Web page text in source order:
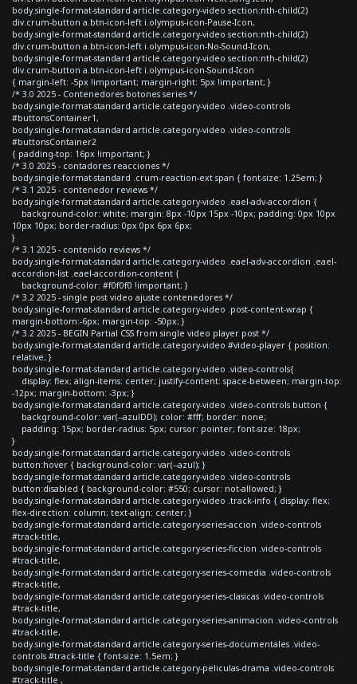
body.single-format-standard article.category-video section:nth-child(2)
div.crum-button a.btn-icon-left i.olympus-icon-Pause-Icon,
body.single-format-standard article.category-video section:nth-child(2)
div.crum-button a.btn-icon-left i.olympus-icon-No-Sound-Icon,
body.single-format-standard article.category-video section:nth-child(2)
div.crum-button a.btn-icon-left i.olympus-icon-Sound-Icon
{ margin-left: -5px !important; margin-right: 5px !important; }
/* 3.0 2025 - Contenedores botones series */
body.single-format-standard article.category-video .video-controls
#buttonsContainer1,
body.single-format-standard article.category-video .video-controls
#buttonsContainer2
{ padding-top: 16px !important; }
/* 3.0 2025 - contadores reacciones */
body.single-format-standard .crum-reaction-ext span { font-size: 1.25em; }
/* 3.1 2025 - contenedor reviews */
body.single-format-standard article.category-video .eael-adv-accordion {
background-color: white; margin: 8px -10px 15px -10px; padding: 0px 10px
10px 10px; border-radius: 0px 0px 6px 6px;
}
/* 3.1 2025 - contenido reviews */
body.single-format-standard article.category-video .eael-adv-accordion .eael-
accordion-list .eael-accordion-content {
background-color: #f0f0f0 !important; }
/* 3.2 2025 - single post video ajuste contenedores */
body.single-format-standard article.category-video .post-content-wrap {
margin-bottom:-6px; margin-top: -50px; }
/* 3.2 2025 - BEGIN Partial CSS from single video player post */
body.single-format-standard article.category-video #video-player { position:
relative; }
body.single-format-standard article.category-video .video-controls{
display: flex; align-items: center; justify-content: space-between; margin-top:
-12px; margin-bottom: -3px; }
body.single-format-standard article.category-video .video-controls button {
background-color: var(--azulDD); color: #fff; border: none;
padding: 15px; border-radius: 5px; cursor: pointer; font-size: 18px;
}
body.single-format-standard article.category-video .video-controls
button:hover { background-color: var(--azul); }
body.single-format-standard article.category-video .video-controls
button:disabled { background-color: #550; cursor: not-allowed; }
body.single-format-standard article.category-video .track-info { display: flex;
flex-direction: column; text-align: center; }
body.single-format-standard article.category-series-accion .video-controls
#track-title,
body.single-format-standard article.category-series-ficcion .video-controls
#track-title,
body.single-format-standard article.category-series-comedia .video-controls
#track-title,
body.single-format-standard article.category-series-clasicas .video-controls
#track-title,
body.single-format-standard article.category-series-animacion .video-controls
#track-title,
body.single-format-standard article.category-series-documentales .video-
controls #track-title { font-size: 1.5em; }
body.single-format-standard article.category-peliculas-drama .video-controls
#track-title ,